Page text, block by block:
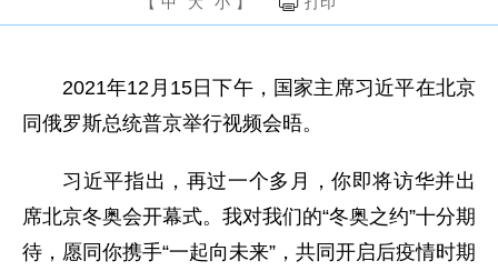
2021年12月15日下午，国家主席习近平在北京
同俄罗斯总统普京举行视频会晤。
习近平指出，再过一个多月，你即将访华并出
席北京冬奥会开幕式。我对我们的“冬奥之约”十分期
待，愿同你携手“一起向未来”，共同开启后疫情时期